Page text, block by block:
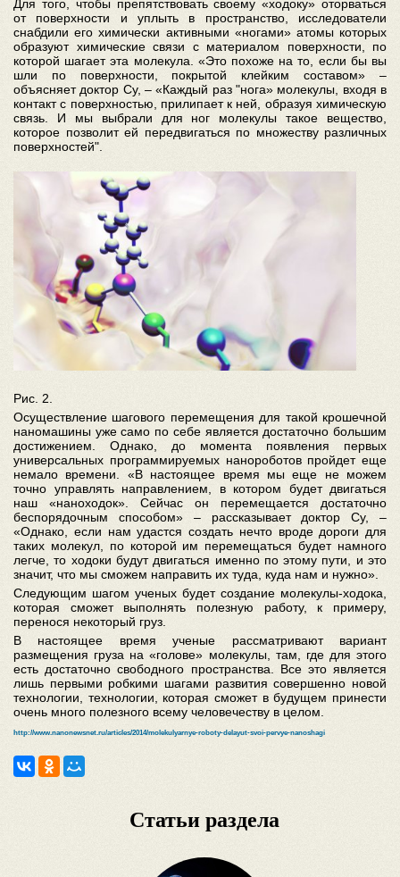
Для того, чтобы препятствовать своему «ходоку» оторваться
от поверхности и уплыть в пространство, исследователи
снабдили его химически активными «ногами» атомы которых
образуют химические связи с материалом поверхности, по
которой шагает эта молекула. «Это похоже на то, если бы вы
шли по поверхности, покрытой клейким составом» –
объясняет доктор Су, – «Каждый раз "нога» молекулы, входя в
контакт с поверхностью, прилипает к ней, образуя химическую
связь. И мы выбрали для ног молекулы такое вещество,
которое позволит ей передвигаться по множеству различных
поверхностей".
Рис. 2.
Осуществление шагового перемещения для такой крошечной
наномашины уже само по себе является достаточно большим
достижением. Однако, до момента появления первых
универсальных программируемых нанороботов пройдет еще
немало времени. «В настоящее время мы еще не можем
точно управлять направлением, в котором будет двигаться
наш «наноходок». Сейчас он перемещается достаточно
беспорядочным способом»– рассказывает доктор Су, –
«Однако, если нам удастся создать нечто вроде дороги для
таких молекул, по которой им перемещаться будет намного
легче, то ходоки будут двигаться именно по этому пути, и это
значит, что мы сможем направить их туда, куда нам и нужно».
Следующим шагом ученых будет создание молекулы-ходока,
которая сможет выполнять полезную работу, к примеру,
перенося некоторый груз.
В настоящее время ученые рассматривают вариант
размещения груза на «голове» молекулы, там, где для этого
есть достаточно свободного пространства. Все это является
лишь первыми робкими шагами развития совершенно новой
технологии, технологии, которая сможет в будущем принести
очень много полезного всему человечеству в целом.
http://www.nanonewsnet.ru/articles/2014/molekulyarnye-roboty-delayut-svoi-pervye-nanoshagi
Статьи раздела